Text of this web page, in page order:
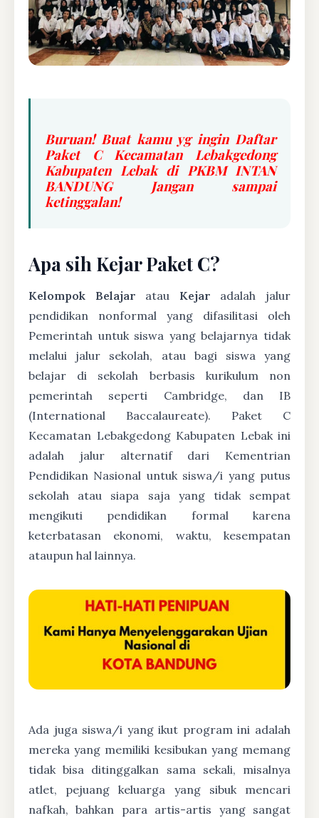
Buruan! Buat kamu yg ingin Daftar
Paket C Kecamatan Lebakgedong
Kabupaten Lebak di PKBM INTAN
BANDUNG Jangan sampai
ketinggalan!
Apa sih Kejar Paket C?
Kelompok Belajar atau Kejar adalah jalur
pendidikan nonformal yang difasilitasi oleh
Pemerintah untuk siswa yang belajarnya tidak
melalui jalur sekolah, atau bagi siswa yang
belajar di sekolah berbasis kurikulum non
pemerintah seperti Cambridge, dan IB
(International Baccalaureate). Paket C
Kecamatan Lebakgedong Kabupaten Lebak ini
adalah jalur alternatif dari Kementrian
Pendidikan Nasional untuk siswa/i yang putus
sekolah atau siapa saja yang tidak sempat
mengikuti pendidikan formal karena
keterbatasan ekonomi, waktu, kesempatan
ataupun hal lainnya.
Ada juga siswa/i yang ikut program ini adalah
mereka yang memiliki kesibukan yang memang
tidak bisa ditinggalkan sama sekali, misalnya
atlet, pejuang keluarga yang sibuk mencari
nafkah, bahkan para artis-artis yang sangat